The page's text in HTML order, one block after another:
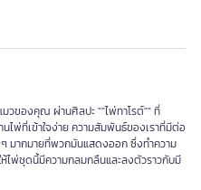
ของคุณ ผ่านศิลปะ ""ไพ่ทาโรต์"" ที่
ไพ่ที่เข้าใจง่าย ความสัมพันธ์ของเราที่มีต่อ
ๆ มากมายที่พวกมันแสดงออก ซึ่งทำความ
ห้ไพ่ชุดนี้มีความกลมกลืนและลงตัวราวกับมี